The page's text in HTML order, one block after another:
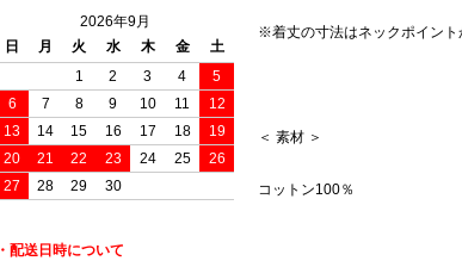
※着丈の寸法はネックポイント
＜ 素材 ＞
コットン100％
2026年9月
日
月 火 水 木 金
土
1
2 3 4
5
6
7 8 9 10 11
12
13
14 15 16 17 18
19
20
21 22 23 24 25
26
27
28 29 30
・配送日時について